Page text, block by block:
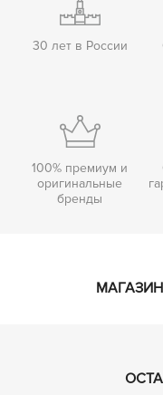
30 лет в России
100% премиум и
оригинальные
бренды